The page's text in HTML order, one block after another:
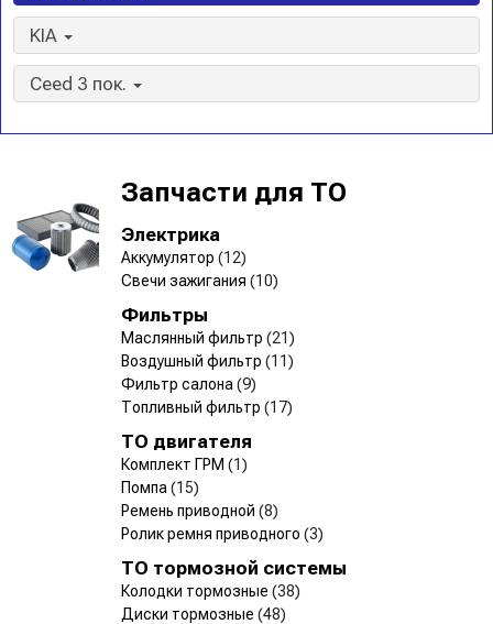
KIA
Ceed 3 пок.
Запчасти для ТО
Электрика
Аккумулятор (12)
Свечи зажигания (10)
Фильтры
Маслянный фильтр (21)
Воздушный фильтр (11)
Фильтр салона (9)
Топливный фильтр (17)
ТО двигателя
Комплект ГРМ (1)
Помпа (15)
Ремень приводной (8)
Ролик ремня приводного (3)
ТО тормозной системы
Колодки тормозные (38)
Диски тормозные (48)